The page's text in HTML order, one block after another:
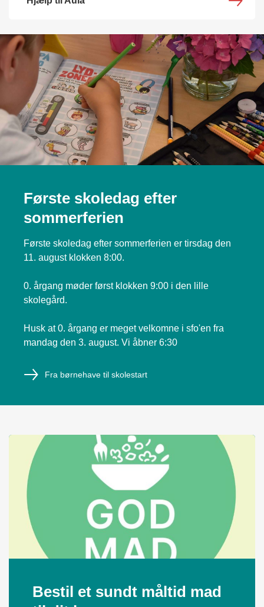
Første skoledag efter
sommerferien
Første skoledag efter sommerferien er tirsdag den
11. august klokken 8:00.
0. årgang møder først klokken 9:00 i den lille
skolegård.
Husk at 0. årgang er meget velkomne i sfo'en fra
mandag den 3. august. Vi åbner 6:30
Fra børnehave til skolestart
Bestil et sundt måltid mad